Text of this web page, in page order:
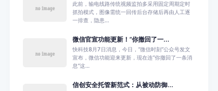
此前，输电线路传统视频监拍多采用固定周期定时
抓拍模式，图像需统一回传后台存储后再由人工逐
一排查，隐患...
微信官宣功能更新！“你撤回了一...
快科技8月7日消息，今日，“微信时刻”公众号发文
宣布，微信功能迎来更新，现在连“你撤回了一条消
息”这...
信创安全托管新范式：从被动防御...